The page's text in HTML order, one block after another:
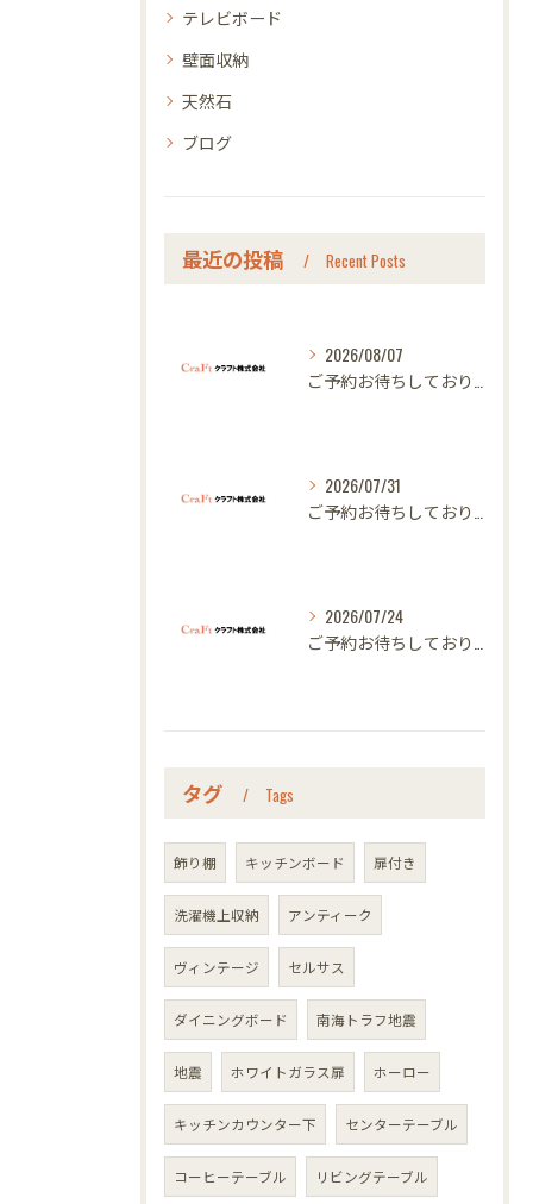
テレビボード
壁面収納
天然石
ブログ
最近の投稿 Recent Posts
2026/08/07
2026/07/31
2026/07/24
タグ Tags
飾り棚 キッチンボード 扉付き
洗濯機上収納 アンティーク
ヴィンテージ セルサス
ダイニングボード 南海トラフ地震
地震 ホワイトガラス扉 ホーロー
キッチンカウンター下 センターテーブル
コーヒーテーブル リビングテーブル